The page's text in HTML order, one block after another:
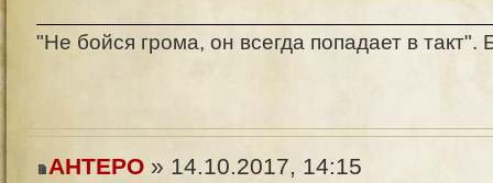
"Не бойся грома, он всегда попадает в такт".
AHTEPO » 14.10.2017, 14:15